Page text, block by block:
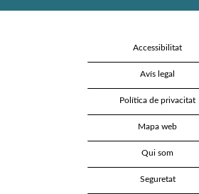
Accessibilitat
Avís legal
Política de privacitat
Mapa web
Qui som
Seguretat